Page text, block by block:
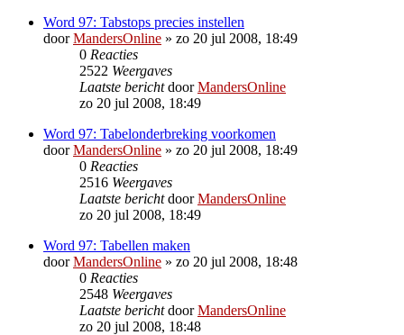
Word 97: Tabstops precies instellen
doorMandersOnline » zo 20 jul 2008, 18:49
0 Reacties
2522 Weergaves
Laatste berichtdoorMandersOnline
zo 20 jul 2008, 18:49
Word 97: Tabelonderbreking voorkomen
doorMandersOnline » zo 20 jul 2008, 18:49
0 Reacties
2516 Weergaves
Laatste berichtdoorMandersOnline
zo 20 jul 2008, 18:49
Word 97: Tabellen maken
doorMandersOnline » zo 20 jul 2008, 18:48
0 Reacties
2548 Weergaves
Laatste berichtdoorMandersOnline
zo 20 jul 2008, 18:48